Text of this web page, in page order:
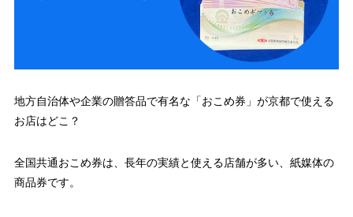
地方自治体や企業の贈答品で有名な「おこめ券」が京都で使える
お店はどこ？
全国共通おこめ券は、長年の実績と使える店舗が多い、紙媒体の
商品券です。